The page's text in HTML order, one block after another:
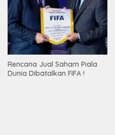
Rencana Jual Saham Piala
Dunia Dibatalkan FIFA !